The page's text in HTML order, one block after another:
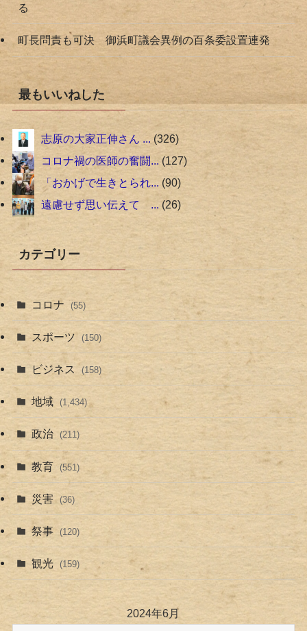
る
町長問責も可決 御浜町議会異例の百条委設置連発
最もいいねした
志原の大家正伸さん ... 326
コロナ禍の医師の奮闘... 127
「おかげで生きとられ... 90
遠慮せず思い伝えて ... 26
カテゴリー
コロナ (55)
スポーツ (150)
ビジネス (158)
地域 (1,434)
政治 (211)
教育 (551)
災害 (36)
祭事 (120)
観光 (159)
2024年6月